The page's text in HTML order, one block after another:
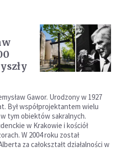
Gawor. Urodzony w 1927
Był współprojektantem wielu
tym obiektów sakralnych.
w Krakowie i kościół
W 2004 roku został
za całokształt działalności w